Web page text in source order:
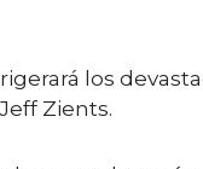
los
Zients.